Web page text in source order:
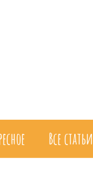
Все статьи